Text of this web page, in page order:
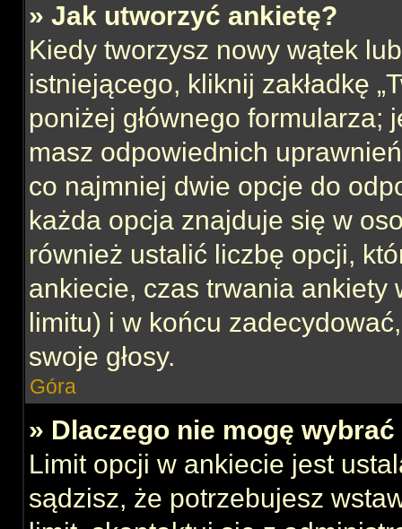
» Jak utworzyć ankietę?
Kiedy tworzysz nowy wątek
istniejącego, kliknij zakładkę
poniżej głównego formularza;
masz odpowiednich
co najmniej dwie opcje do
każda opcja znajduje się w
również ustalić liczbę opcji,
ankiecie, czas trwania ankiety
limitu) i w końcu
swoje głosy.
Góra
» Dlaczego nie mogę
Limit opcji w ankiecie jest
sądzisz, że potrzebujesz